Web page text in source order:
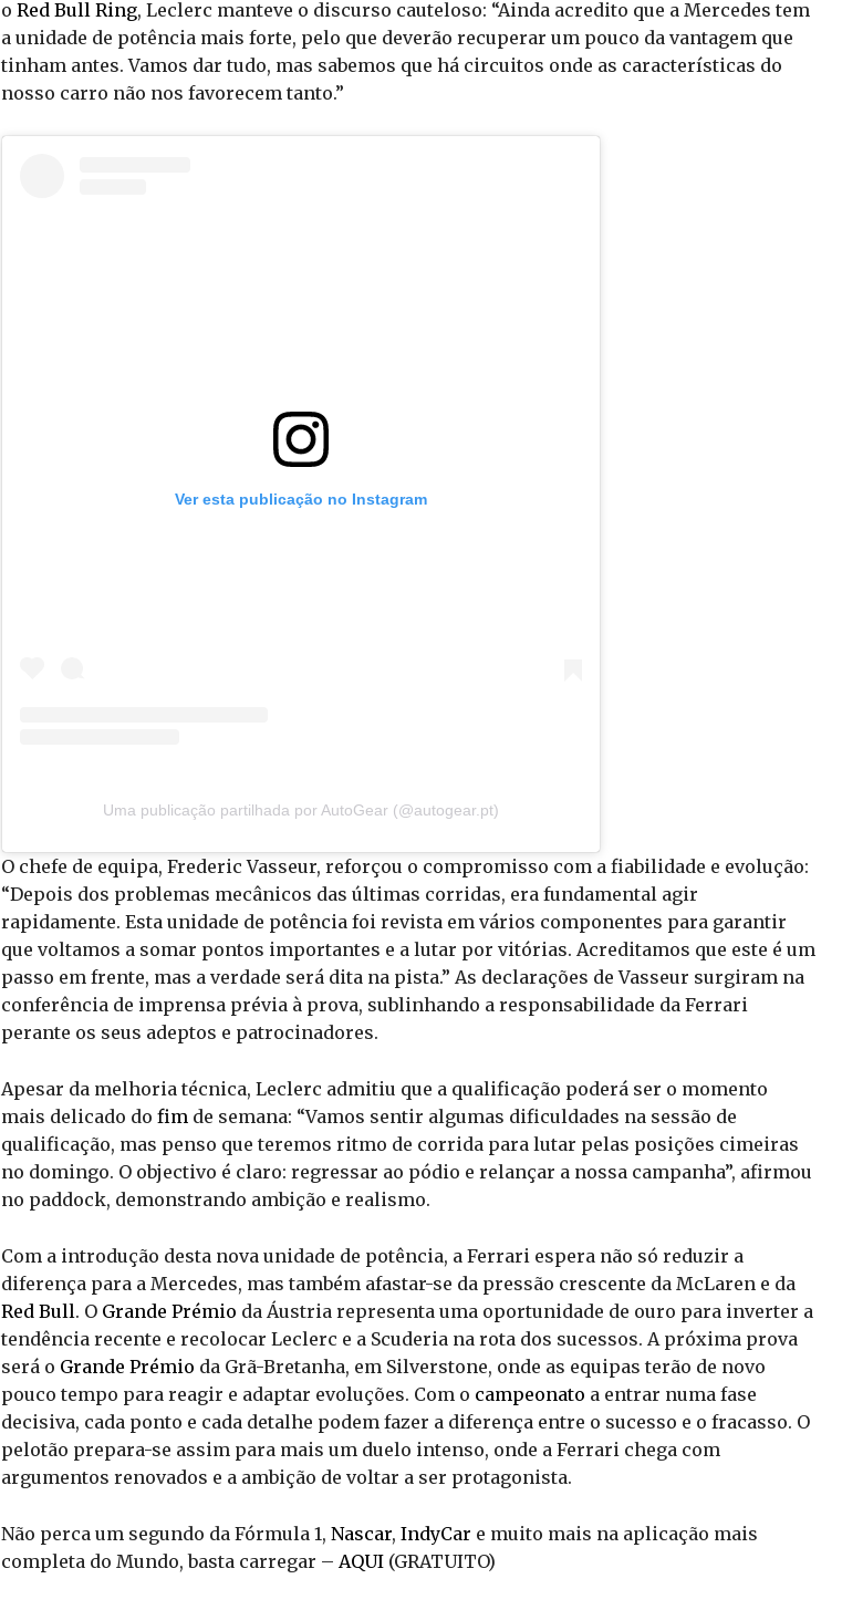
o Red Bull Ring, Leclerc manteve o discurso cauteloso: “Ainda acredito que a Mercedes tem
a unidade de potência mais forte, pelo que deverão recuperar um pouco da vantagem que
tinham antes. Vamos dar tudo, mas sabemos que há circuitos onde as características do
nosso carro não nos favorecem tanto.”
Ver esta publicação no Instagram
Uma publicação partilhada por AutoGear (@autogear.pt)
O chefe de equipa, Frederic Vasseur, reforçou o compromisso com a fiabilidade e evolução:
“Depois dos problemas mecânicos das últimas corridas, era fundamental agir
rapidamente. Esta unidade de potência foi revista em vários componentes para garantir
que voltamos a somar pontos importantes e a lutar por vitórias. Acreditamos que este é um
passo em frente, mas a verdade será dita na pista.” As declarações de Vasseur surgiram na
conferência de imprensa prévia à prova, sublinhando a responsabilidade da Ferrari
perante os seus adeptos e patrocinadores.
Apesar da melhoria técnica, Leclerc admitiu que a qualificação poderá ser o momento
mais delicado do fim de semana: “Vamos sentir algumas dificuldades na sessão de
qualificação, mas penso que teremos ritmo de corrida para lutar pelas posições cimeiras
no domingo. O objectivo é claro: regressar ao pódio e relançar a nossa campanha”, afirmou
no paddock, demonstrando ambição e realismo.
Com a introdução desta nova unidade de potência, a Ferrari espera não só reduzir a
diferença para a Mercedes, mas também afastar-se da pressão crescente da McLaren e da
Red Bull. O Grande Prémio da Áustria representa uma oportunidade de ouro para inverter a
tendência recente e recolocar Leclerc e a Scuderia na rota dos sucessos. A próxima prova
será o Grande Prémio da Grã-Bretanha, em Silverstone, onde as equipas terão de novo
pouco tempo para reagir e adaptar evoluções. Com o campeonato a entrar numa fase
decisiva, cada ponto e cada detalhe podem fazer a diferença entre o sucesso e o fracasso. O
pelotão prepara-se assim para mais um duelo intenso, onde a Ferrari chega com
argumentos renovados e a ambição de voltar a ser protagonista.
Não perca um segundo da Fórmula 1, Nascar, IndyCar e muito mais na aplicação mais
completa do Mundo, basta carregar – AQUI (GRATUITO)